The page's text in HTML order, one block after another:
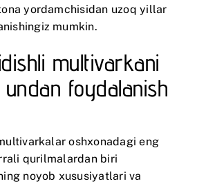
yordamchisidan uzoq yillar
mumkin.
multivarkani
foydalanish
oshxonadagi eng
qurilmalardan biri
noyob xususiyatlari va